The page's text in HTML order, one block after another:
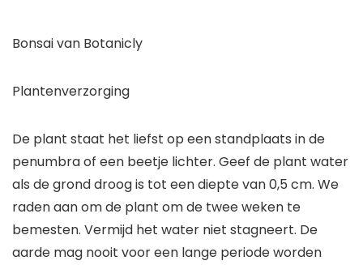
Bonsai van Botanicly
Plantenverzorging
De plant staat het liefst op een standplaats in de
penumbra of een beetje lichter. Geef de plant water
als de grond droog is tot een diepte van 0,5 cm. We
raden aan om de plant om de twee weken te
bemesten. Vermijd het water niet stagneert. De
aarde mag nooit voor een lange periode worden